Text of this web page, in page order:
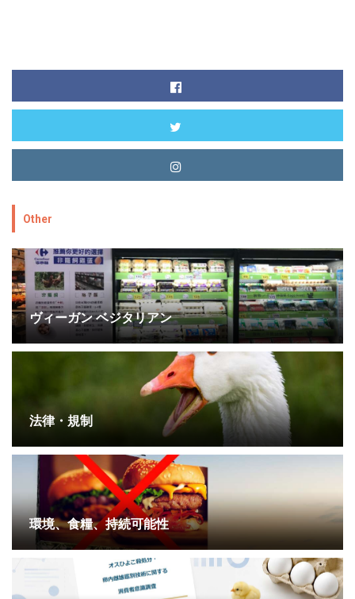
Other
ヴィーガン ベジタリアン
法律・規制
環境、食糧、持続可能性